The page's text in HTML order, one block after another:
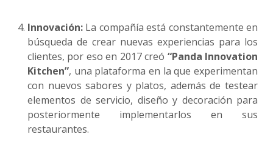
Innovación: La compañía está constantemente en
búsqueda de crear nuevas experiencias para los
clientes, por eso en 2017 creó “Panda Innovation
Kitchen”, una plataforma en la que experimentan
con nuevos sabores y platos, además de testear
elementos de servicio, diseño y decoración para
posteriormente implementarlos en sus
restaurantes.